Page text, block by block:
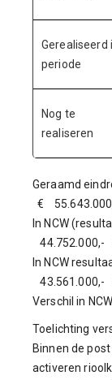
Gerealiseerd
periode
Nog te
realiseren
Geraamd
€
In NCW
44.752.000,-
In NCW
43.561.000,-
Verschil in
Toelichting
Binnen de post
activeren